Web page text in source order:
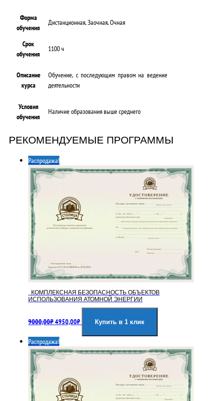
Форма
обучения
Дистанционная, Заочная, Очная
Срок
обучения
1100 ч
Описание
курса
Обучение, с последующим правом на ведение
деятельности
Условия
обучения
Наличие образования выше среднего
РЕКОМЕНДУЕМЫЕ ПРОГРАММЫ
Распродажа!
КОМПЛЕКСНАЯ БЕЗОПАСНОСТЬ ОБЪЕКТОВ
ИСПОЛЬЗОВАНИЯ АТОМНОЙ ЭНЕРГИИ
9000,00₽цена
9000,00₽.
4950,00₽цена:
Купить в 1 клик
Распродажа!